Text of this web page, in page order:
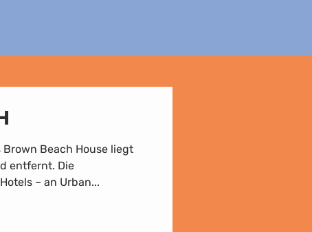
Brown Beach House liegt
entfernt. Die
– an Urban...